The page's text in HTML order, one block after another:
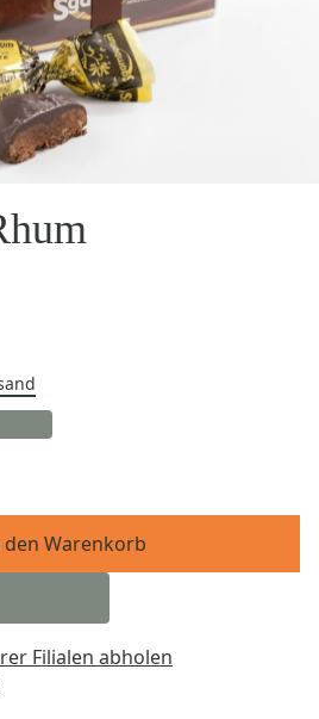
den Warenkorb
Filialen abholen